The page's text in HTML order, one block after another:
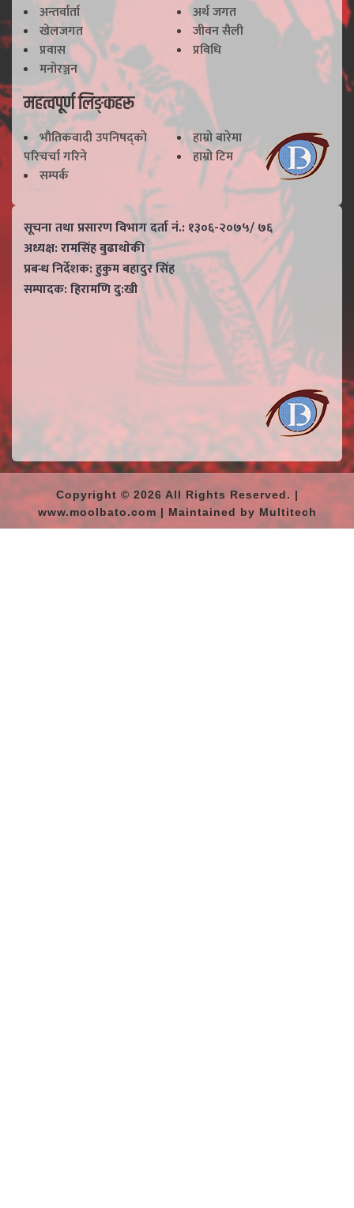
अन्तर्वार्ता
अर्थ जगत
खेलजगत
जीवन सैली
प्रवास
प्रविधि
मनोरञ्जन
महत्वपूर्ण लिङ्कहरू
भाैतिकवादी उपनिषद्काे
परिचर्चा गरिने
हाम्राे बारेमा
हाम्राे टिम
सम्पर्क
सूचना तथा प्रसारण विभाग दर्ता नं.: १३०६-२०७५/ ७६
अध्यक्ष: रामसिंह बुढाथाेकी
प्रबन्ध निर्देशक: हुकुम बहादुर सिंह
सम्पादक: हिरामणि दु:खी
Copyright © 2026 All Rights Reserved. |
www.moolbato.com | Maintained by Multitech